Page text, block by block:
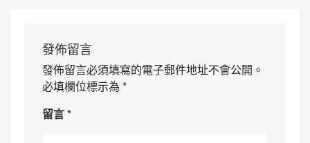
發佈留言
發佈留言必須填寫的電子郵件地址不會公開。
必填欄位標示為 *
留言*